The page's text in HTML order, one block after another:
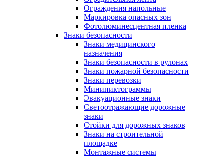
Ограждения напольные
Маркировка опасных зон
Фотолюминесцентная пленка
Знаки безопасности
Знаки медицинского
назначения
Знаки безопасности в рулонах
Знаки пожарной безопасности
Знаки перевозки
Минипиктограммы
Эвакуационные знаки
Светоотражающие дорожные
знаки
Стойки для дорожных знаков
Знаки на строительной
площадке
Монтажные системы